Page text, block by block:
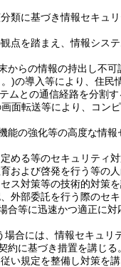
類に基づき情報セキュ
点を踏まえ、情報シス
からの情報の持出し不
)の導入等により、住民
ムとの通信経路を分割
面転送等により、コン
能の強化等の高度な情
る等のセキュリティ対
よび啓発を行う等の人
対策等の技術的対策を
部委託を行う際のセキ
合等に迅速かつ適正に
場合には、情報セキュリ
に基づき措置を講じる。
い規定を整備し対策を